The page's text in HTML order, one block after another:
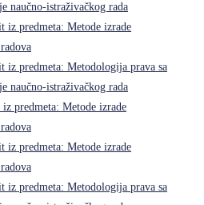
naučno-istraživačkog rada
iz predmeta: Metode izrade
iz predmeta: Metodologija prava sa
naučno-istraživačkog rada
predmeta: Metode izrade
iz predmeta: Metode izrade
iz predmeta: Metodologija prava sa